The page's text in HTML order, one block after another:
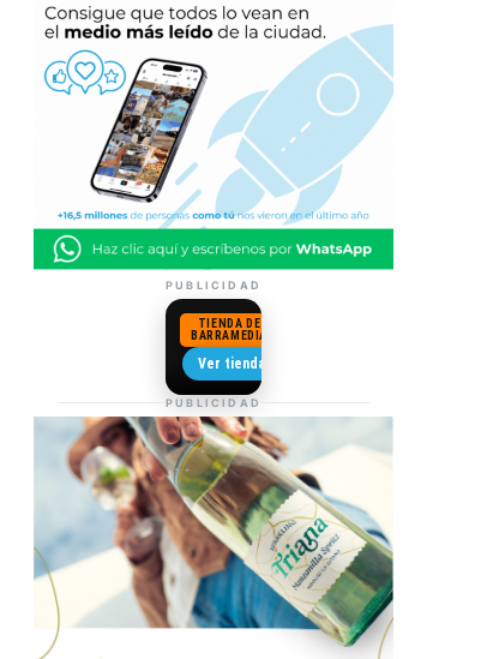
PUBLICIDAD
TIENDA DE
BARRAMEDIA
Camisetas de Sanlúcar
Ver tienda →
PUBLICIDAD